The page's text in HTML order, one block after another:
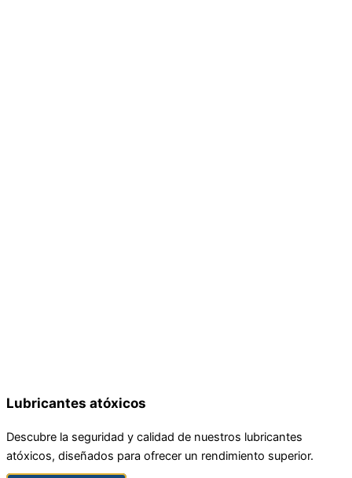
Lubricantes atóxicos
Descubre la seguridad y calidad de nuestros lubricantes
atóxicos, diseñados para ofrecer un rendimiento superior.